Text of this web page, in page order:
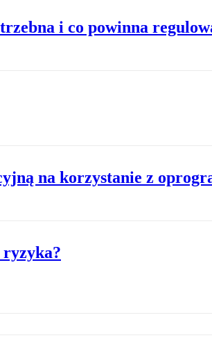
i co powinna
na korzystanie z
ryzyka?